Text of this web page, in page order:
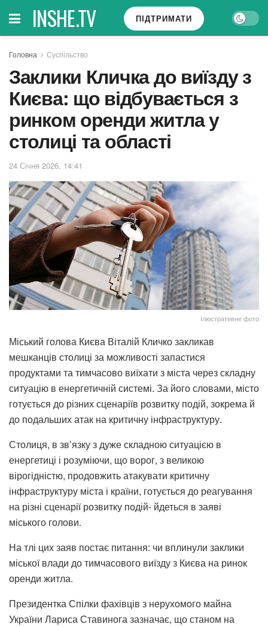
INSHE.TV ПІДТРИМАТИ
Головна Суспільство
Заклики Кличка до виїзду з
Києва: що відбувається з
ринком оренди житла у
столиці та області
24 Січня 2026, 14:41
Ілюстративне фото
Міський голова Києва Віталій Кличко закликав
мешканців столиці за можливості запастися
продуктами та тимчасово виїхати з міста через складну
ситуацію в енергетичній системі. За його словами, місто
готується до різних сценаріїв розвитку подій, зокрема й
до подальших атак на критичну інфраструктуру.
Столиця, в звʼязку з дуже складною ситуацією в
енергетиці і розуміючи, що ворог, з великою
вірогідністю, продовжить атакувати критичну
інфраструктуру міста і країни, готується до реагування
на різні сценарії розвитку подій- йдеться в заяві
міського голови.
На тлі цих заяв постає питання: чи вплинули заклики
міської влади до тимчасового виїзду з Києва на ринок
оренди житла.
Президентка Спілки фахівців з нерухомого майна
України Лариса Ставинога зазначає, що станом на